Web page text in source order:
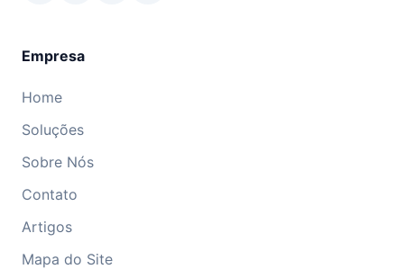
Empresa
Home
Soluções
Sobre Nós
Contato
Artigos
Mapa do Site